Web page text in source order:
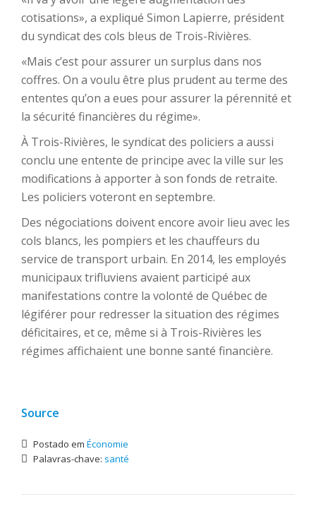
cotisations», a expliqué Simon Lapierre, président
du syndicat des cols bleus de Trois-Rivières.
«Mais c’est pour assurer un surplus dans nos
coffres. On a voulu être plus prudent au terme des
ententes qu’on a eues pour assurer la pérennité et
la sécurité financières du régime».
À Trois-Rivières, le syndicat des policiers a aussi
conclu une entente de principe avec la ville sur les
modifications à apporter à son fonds de retraite.
Les policiers voteront en septembre.
Des négociations doivent encore avoir lieu avec les
cols blancs, les pompiers et les chauffeurs du
service de transport urbain. En 2014, les employés
municipaux trifluviens avaient participé aux
manifestations contre la volonté de Québec de
légiférer pour redresser la situation des régimes
déficitaires, et ce, même si à Trois-Rivières les
régimes affichaient une bonne santé financière.
Source
Postado em Économie
Palavras-chave: santé